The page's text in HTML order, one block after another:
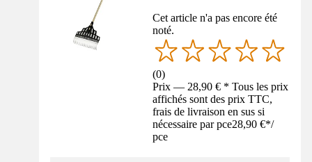
Cet article n'a pas encore été
noté.
(0)
Prix — 28,90 € * Tous les prix
affichés sont des prix TTC,
frais de livraison en sus si
nécessaire par pce28,90 €*/
pce